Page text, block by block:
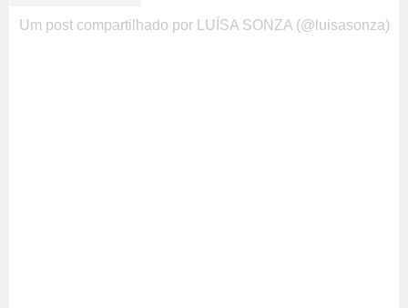
Um post compartilhado por LUÍSA SONZA (@luisasonza)